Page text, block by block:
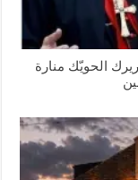
الحويّك منارة